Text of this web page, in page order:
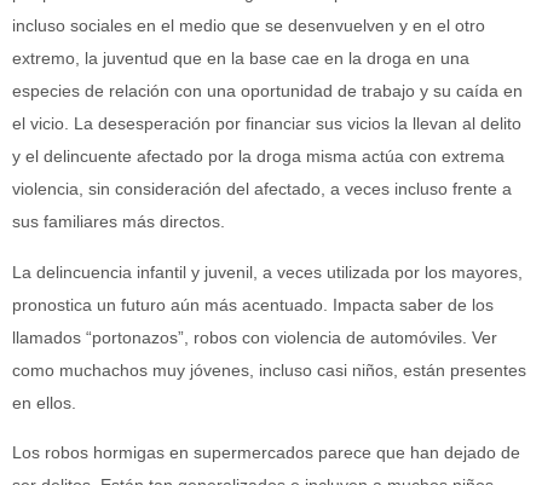
incluso sociales en el medio que se desenvuelven y en el otro
extremo, la juventud que en la base cae en la droga en una
especies de relación con una oportunidad de trabajo y su caída en
el vicio. La desesperación por financiar sus vicios la llevan al delito
y el delincuente afectado por la droga misma actúa con extrema
violencia, sin consideración del afectado, a veces incluso frente a
sus familiares más directos.
La delincuencia infantil y juvenil, a veces utilizada por los mayores,
pronostica un futuro aún más acentuado. Impacta saber de los
llamados “portonazos”, robos con violencia de automóviles. Ver
como muchachos muy jóvenes, incluso casi niños, están presentes
en ellos.
Los robos hormigas en supermercados parece que han dejado de